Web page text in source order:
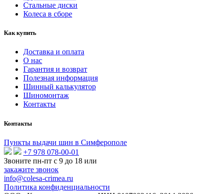
Стальные диски
Колеса в сборе
Как купить
Доставка и оплата
О нас
Гарантия и возврат
Полезная информация
Шинный калькулятор
Шиномонтаж
Контакты
Контакты
Пункты выдачи шин в Симферополе
+7 978 078-00-01
Звоните пн-пт c 9 до 18 или
закажите звонок
info@colesa-crimea.ru
Политика конфиденциальности